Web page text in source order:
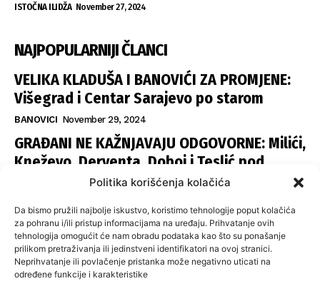
Politika korišćenja kolačića
Da bismo pružili najbolje iskustvo, koristimo tehnologije poput kolačića
za pohranu i/ili pristup informacijama na uređaju. Prihvatanje ovih
tehnologija omogućit će nam obradu podataka kao što su ponašanje
prilikom pretraživanja ili jedinstveni identifikatori na ovoj stranici.
Neprihvatanje ili povlačenje pristanka može negativno uticati na
određene funkcije i karakteristike
ISTOČNA ILIDŽA November 27, 2024
NAJPOPULARNIJI ČLANCI
VELIKA KLADUŠA I BANOVIĆI ZA PROMJENE:
Višegrad i Centar Sarajevo po starom
BANOVICI November 29, 2024
GRAĐANI NE KAŽNJAVAJU ODGOVORNE: Milići,
Kneževo, Derventa, Doboj i Teslić pod
šapom istih stranaka
SNSD UČVRSTIO VLAST U ISTOČNOM
SARAJEVU: Opoziciji dvije opštine, slijedi
raspodjela funkcija